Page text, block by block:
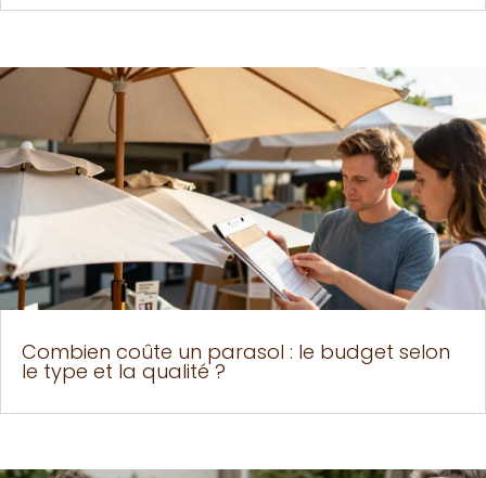
Combien coûte un parasol : le budget selon
le type et la qualité ?